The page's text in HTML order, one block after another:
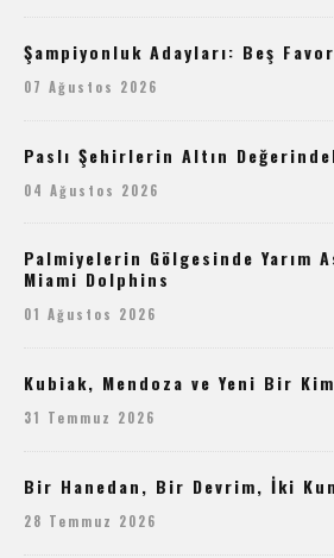
Şampiyonluk Adayları: Beş
07 Ağustos 2026
Paslı Şehirlerin Altın
04 Ağustos 2026
Palmiyelerin Gölgesinde Yarım
Miami Dolphins
01 Ağustos 2026
Kubiak, Mendoza ve Yeni Bir
31 Temmuz 2026
Bir Hanedan, Bir Devrim, İki
28 Temmuz 2026